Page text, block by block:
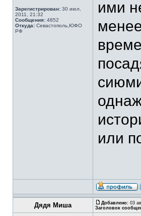
Зарегистрирован: 30 июл,
2011, 21:32
Сообщения: 4852
Откуда: Севастополь,ЮФО
РФ
ими
или
Дядя Миша Добавлено: 03
Заголовок